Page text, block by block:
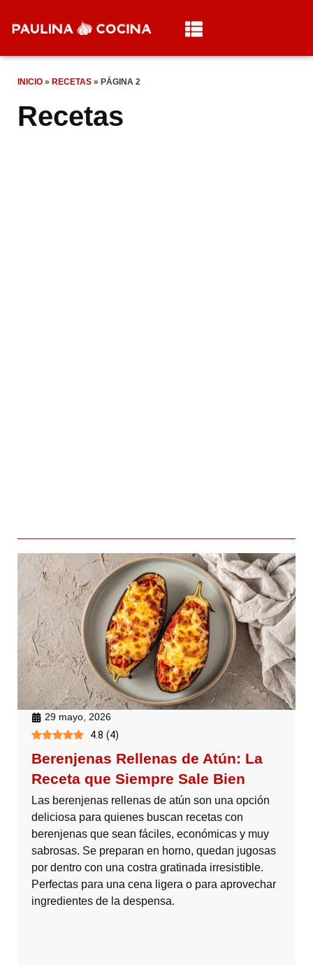
INICIO » RECETAS » PÁGINA 2
Recetas
29 mayo, 2026
4.8 (4)
Berenjenas Rellenas de Atún: La
Receta que Siempre Sale Bien
Las berenjenas rellenas de atún son una opción
deliciosa para quienes buscan recetas con
berenjenas que sean fáciles, económicas y muy
sabrosas. Se preparan en horno, quedan jugosas
por dentro con una costra gratinada irresistible.
Perfectas para una cena ligera o para aprovechar
ingredientes de la despensa.